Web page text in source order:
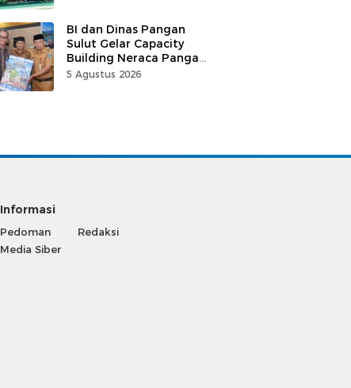
BI dan Dinas Pangan
Sulut Gelar Capacity
Building Neraca Pangan
Strategis
5 Agustus 2026
Informasi
Pedoman
Media Siber
Redaksi